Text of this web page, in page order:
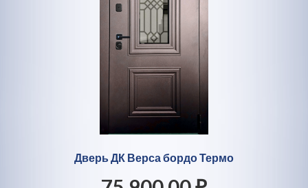
Дверь ДК Верса бордо Термо